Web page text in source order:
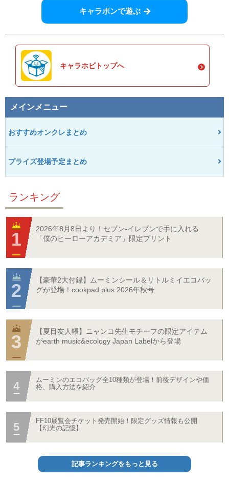
キャラポンで遊ぶ
キャラホビトップへ
メインメニュー
おすすめオンクレまとめ
プライズ登場予定まとめ
ランキング
2026年8月8日より！セブン‐イレブンで手に入れる
「僕のヒーローアカデミア」限定プリント
【豪華2大付録】ムーミンシール＆リトルミイエコバッ
グが登場！cookpad plus 2026年秋号
【夏目友人帳】ニャンコ先生モチーフの限定アイテム
がearth music&ecology Japan Labelから登場
ムーミンのエコバッグ全10種類が登場！前後デザインや価
格、購入方法を紹介
FF10展覧会チケット発売開始！限定グッズ情報も公開
【幻光の記憶】
記事ランキングをもっと見る